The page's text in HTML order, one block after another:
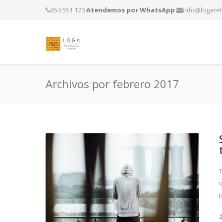
654 551 120Atendemos por WhatsApp
Archivos por febrero 2017